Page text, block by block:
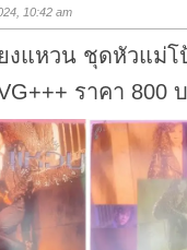
10:42 am
งแหวน ชุดหัวแม่โ
ราคา 800